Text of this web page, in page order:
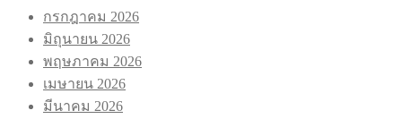
กรกฎาคม 2026
มิถุนายน 2026
พฤษภาคม 2026
เมษายน 2026
มีนาคม 2026